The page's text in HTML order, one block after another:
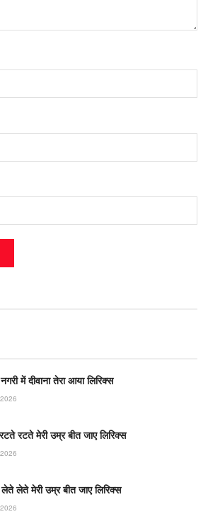
में दीवाना तेरा आया लिरिक्स
रटते मेरी उम्र बीत जाए लिरिक्स
लेते लेते मेरी उम्र बीत जाए लिरिक्स